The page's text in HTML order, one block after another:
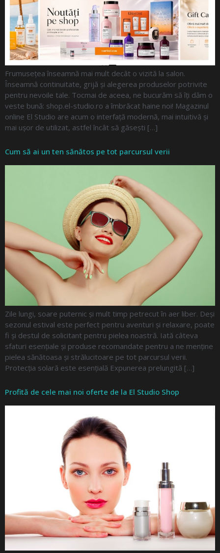
Frumusețea înseamnă mai mult decât o vizită la salon.
Înseamnă continuitate, grijă și alegerea produselor potrivite
pentru nevoile tale. Tocmai de aceea, ne bucurăm să îți dăm o
veste bună: shop.el-studio.ro a îmbrăcat haine noi! Magazinul
online El Studio are acum o interfață modernă, mai intuitivă și
mai ușor de utilizat, astfel încât să găsești […]
Cum să ai un ten sănătos pe tot parcursul verii
Zile lungi, soare puternic și mult timp petrecut în aer liber. Deși
sezonul estival este perfect pentru aventuri și relaxare, poate
fi și destul de solicitant pentru pielea noastră. Iată câteva
sfaturi esențiale și produse recomandate pentru a ne menține
pielea sănătoasa și strălucitoare pe tot parcursul verii.
Protecția solară este esențială Expunerea prelungită […]
Profită de cele mai noi oferte de la El Studio Shop